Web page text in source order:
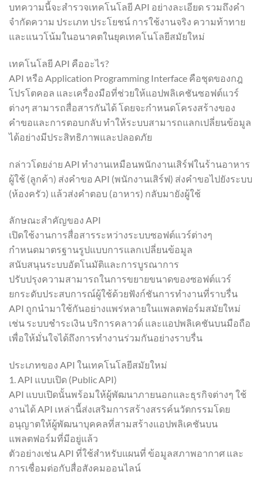
บทความนี้จะสำรวจเทคโนโลยี API อย่างละเอียด รวมถึงคำ
จำกัดความ ประเภท ประโยชน์ การใช้งานจริง ความท้าทาย
และแนวโน้มในอนาคตในยุคเทคโนโลยีสมัยใหม่
เทคโนโลยี API คืออะไร?
API หรือ Application Programming Interface คือชุดของกฎ
โปรโตคอล และเครื่องมือที่ช่วยให้แอปพลิเคชันซอฟต์แวร์
ต่างๆ สามารถสื่อสารกันได้ โดยจะกำหนดโครงสร้างของ
คำขอและการตอบกลับ ทำให้ระบบสามารถแลกเปลี่ยนข้อมูล
ได้อย่างมีประสิทธิภาพและปลอดภัย
กล่าวโดยง่าย API ทำงานเหมือนพนักงานเสิร์ฟในร้านอาหาร
ผู้ใช้ (ลูกค้า) ส่งคำขอ API (พนักงานเสิร์ฟ) ส่งคำขอไปยังระบบ
(ห้องครัว) แล้วส่งคำตอบ (อาหาร) กลับมายังผู้ใช้
ลักษณะสำคัญของ API
เปิดใช้งานการสื่อสารระหว่างระบบซอฟต์แวร์ต่างๆ
กำหนดมาตรฐานรูปแบบการแลกเปลี่ยนข้อมูล
สนับสนุนระบบอัตโนมัติและการบูรณาการ
ปรับปรุงความสามารถในการขยายขนาดของซอฟต์แวร์
ยกระดับประสบการณ์ผู้ใช้ด้วยฟังก์ชันการทำงานที่ราบรื่น
API ถูกนำมาใช้กันอย่างแพร่หลายในแพลตฟอร์มสมัยใหม่
เช่น ระบบชำระเงิน บริการคลาวด์ และแอปพลิเคชันบนมือถือ
เพื่อให้มั่นใจได้ถึงการทำงานร่วมกันอย่างราบรื่น
ประเภทของ API ในเทคโนโลยีสมัยใหม่
1. API แบบเปิด (Public API)
API แบบเปิดนั้นพร้อมให้ผู้พัฒนาภายนอกและธุรกิจต่างๆ ใช้
งานได้ API เหล่านี้ส่งเสริมการสร้างสรรค์นวัตกรรมโดย
อนุญาตให้ผู้พัฒนาบุคคลที่สามสร้างแอปพลิเคชันบน
แพลตฟอร์มที่มีอยู่แล้ว
ตัวอย่างเช่น API ที่ใช้สำหรับแผนที่ ข้อมูลสภาพอากาศ และ
การเชื่อมต่อกับสื่อสังคมออนไลน์